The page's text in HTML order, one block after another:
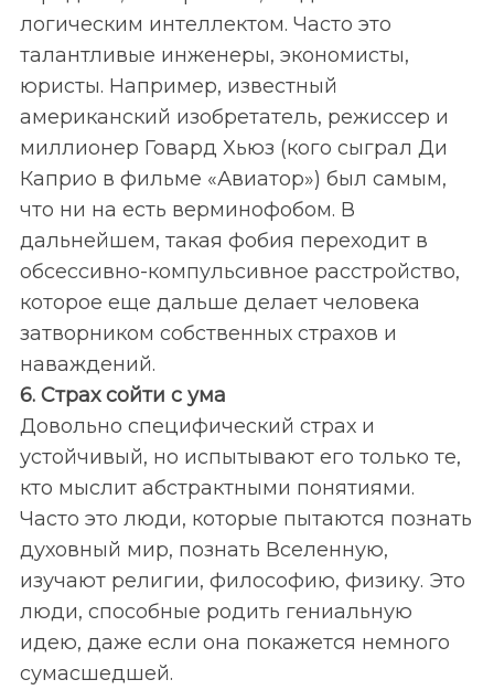
логическим интеллектом. Часто это
талантливые инженеры, экономисты,
юристы. Например, известный
американский изобретатель, режиссер и
миллионер Говард Хьюз (кого сыграл Ди
Каприо в фильме «Авиатор») был самым,
что ни на есть верминофобом. В
дальнейшем, такая фобия переходит в
обсессивно-компульсивное расстройство,
которое еще дальше делает человека
затворником собственных страхов и
наваждений.
6. Страх сойти с ума
Довольно специфический страх и
устойчивый, но испытывают его только те,
кто мыслит абстрактными понятиями.
Часто это люди, которые пытаются познать
духовный мир, познать Вселенную,
изучают религии, философию, физику. Это
люди, способные родить гениальную
идею, даже если она покажется немного
сумасшедшей.